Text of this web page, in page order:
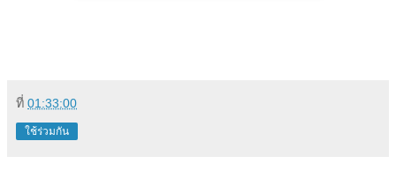
ที่ 01:33:00
ใช้ร่วมกัน